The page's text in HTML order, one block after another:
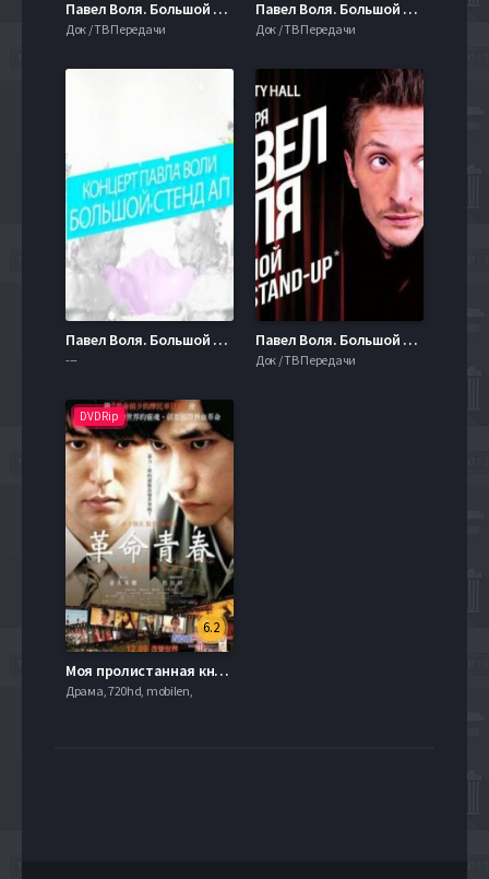
Павел Воля. Большой Stand-Up (2016)
Док / ТВ Передачи
Павел Воля. Большой Stand-Up (2015)
Док / ТВ Передачи
Павел Воля. Большой stand-up концерт (2015)
---
Павел Воля. Большой Stand-Up (2014)
Док / ТВ Передачи
DVDRip
6.2
Моя пролистанная книга / Моя последняя страница (2011)
Драма, 720hd, mobilen,